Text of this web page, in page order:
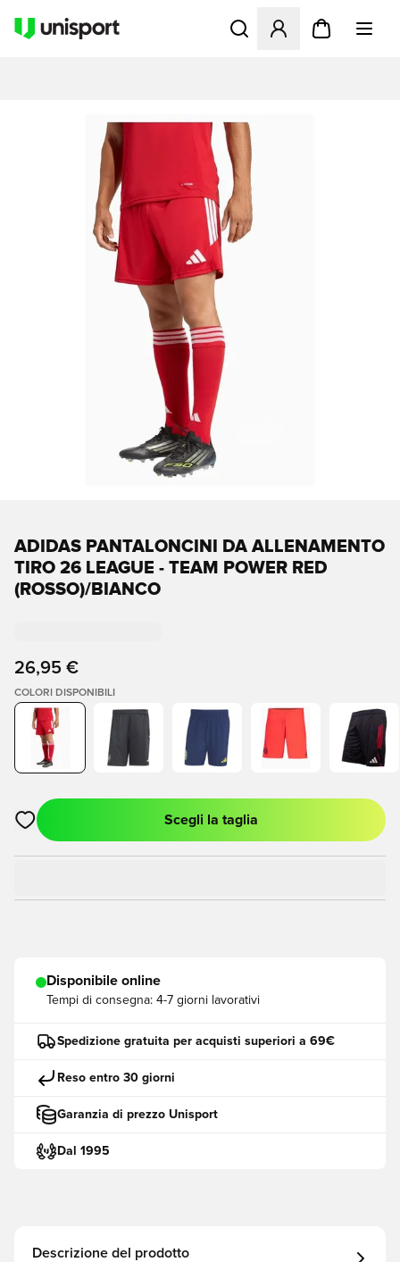
Apre una finestra modale
ADIDAS PANTALONCINI DA ALLENAMENTO
TIRO 26 LEAGUE - TEAM POWER RED
(ROSSO)/BIANCO
26,95 €
COLORI DISPONIBILI
Apre una finestra modale per accedere o registrarsi come
Scegli la taglia
Disponibile online
Tempi di consegna: 4-7 giorni lavorativi
Spedizione gratuita per acquisti superiori a 69€
Reso entro 30 giorni
Garanzia di prezzo Unisport
Dal 1995
Descrizione del prodotto